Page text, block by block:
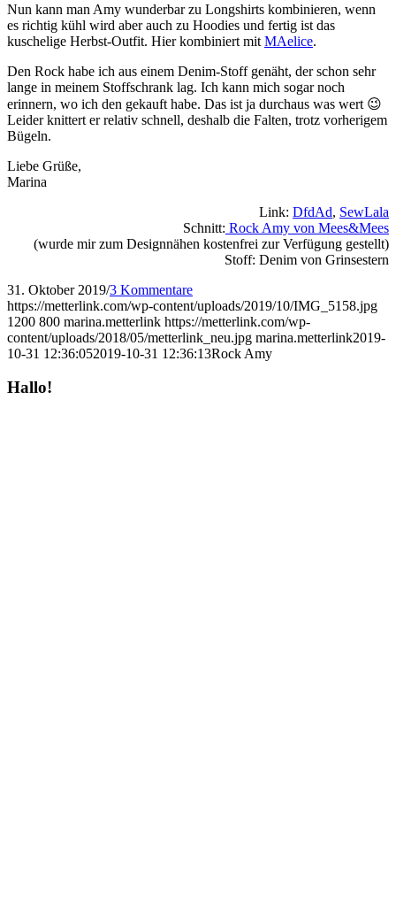
Nun kann man Amy wunderbar zu Longshirts kombinieren, wenn
es richtig kühl wird aber auch zu Hoodies und fertig ist das
kuschelige Herbst-Outfit. Hier kombiniert mit MAelice.
Den Rock habe ich aus einem Denim-Stoff genäht, der schon sehr
lange in meinem Stoffschrank lag. Ich kann mich sogar noch
erinnern, wo ich den gekauft habe. Das ist ja durchaus was wert 😉
Leider knittert er relativ schnell, deshalb die Falten, trotz vorherigem
Bügeln.
Liebe Grüße,
Marina
Link: DfdAd, SewLala
Schnitt: Rock Amy von Mees&Mees
(wurde mir zum Designnähen kostenfrei zur Verfügung gestellt)
Stoff: Denim von Grinsestern
31. Oktober 2019/3 Kommentare
https://metterlink.com/wp-content/uploads/2019/10/IMG_5158.jpg
1200 800 marina.metterlink https://metterlink.com/wp-
content/uploads/2018/05/metterlink_neu.jpg marina.metterlink2019-
10-31 12:36:052019-10-31 12:36:13Rock Amy
Hallo!